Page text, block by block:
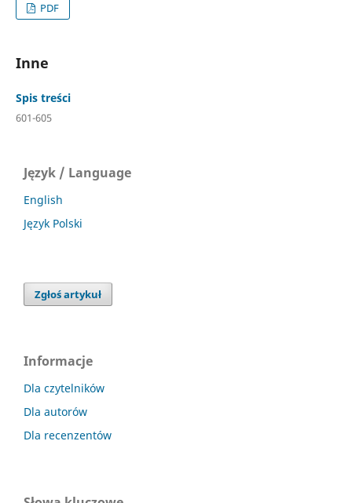
PDF
Inne
Spis treści
601-605
Język / Language
English
Język Polski
Zgłoś artykuł
Informacje
Dla czytelników
Dla autorów
Dla recenzentów